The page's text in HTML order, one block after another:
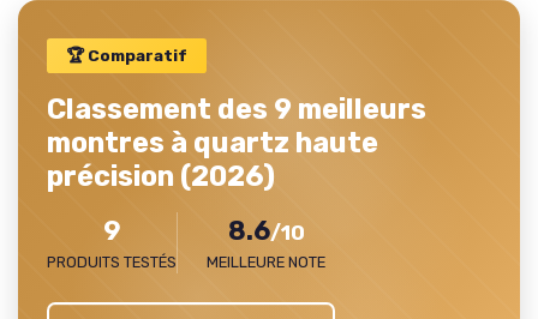
🏆 Comparatif
Classement des 9 meilleurs
montres à quartz haute
précision (2026)
9
PRODUITS TESTÉS
8.6/10
MEILLEURE NOTE